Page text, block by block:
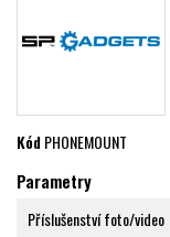
KódPHONEMOUNT
Parametry
Příslušenství foto/video